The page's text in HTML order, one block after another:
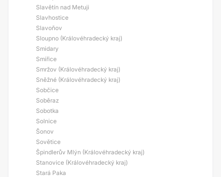
Slavětín nad Metuji
Slavhostice
Slavoňov
Sloupno (Královéhradecký kraj)
Smidary
Smiřice
Smržov (Královéhradecký kraj)
Sněžné (Královéhradecký kraj)
Sobčice
Soběraz
Sobotka
Solnice
Šonov
Sovětice
Špindlerův Mlýn (Královéhradecký kraj)
Stanovice (Královéhradecký kraj)
Stará Paka